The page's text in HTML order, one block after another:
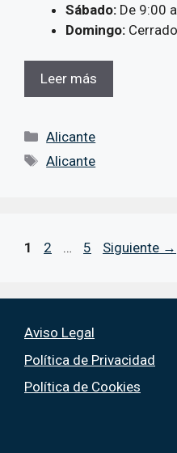
Sábado: De 9:00
Domingo: Cerrado
Leer más
Categorías
Alicante
Etiquetas
Alicante
Página
1 Página
2 … Página
5 Siguiente →
Aviso Legal
Política de Privacidad
Política de Cookies